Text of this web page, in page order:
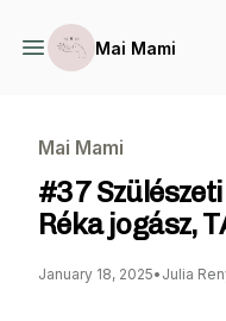
Mai Mami
Mai Mami
#37
Réka jogász,
January 18, 2025• Julia